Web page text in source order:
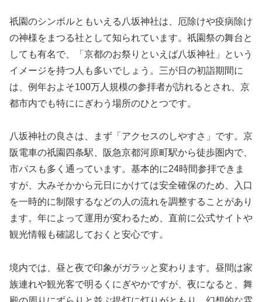
祇園のシンボルともいえる八坂神社は、厄除けや疫病除け
の神様をまつる社として知られています。祇園祭の舞台と
しても有名で、「京都のお祭りといえば八坂神社」という
イメージを持つ人も多いでしょう。三が日の初詣期間に
は、例年およそ100万人規模の参拝者が訪れるとされ、京
都市内でも特ににぎわう場所のひとつです。
八坂神社の良さは、まず「アクセスのしやすさ」です。京
阪電車の祇園四条駅、阪急京都河原町駅から徒歩圏内で、
市バスも多く通っています。基本的に24時間参拝できま
すが、大みそかから元日にかけては安全確保のため、入口
を一時的に制限するなどの人の流れを調整することがあり
ます。年によって運用が変わるため、直前に公式サイトや
観光情報も確認しておくと安心です。
境内では、昼と夜で印象がガラッと変わります。昼間は家
族連れや観光客で明るくにぎやかですが、夜になると、舞